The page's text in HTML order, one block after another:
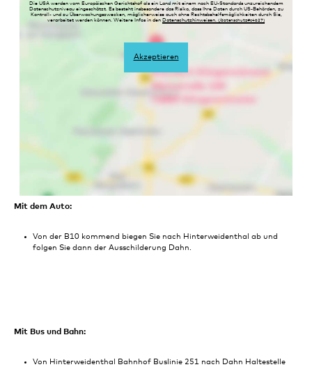
Die USA werden vom Europäischen Gerichtshof als ein Land mit einem nach EU-Standards unzureichendem
Datenschutzniveau eingeschätzt. Es besteht insbesondere das Risiko, dass Ihre Daten durch US-Behörden, zu
Kontroll- und zu Überwachungszwecken, möglicherweise auch ohne Rechtsbehelfsmöglichkeiten durch Sie,
verarbeitet werden können. Weitere Infos in den Datenschutzhinweisen.
Akzeptieren
Mit dem Auto:
Von der B10 kommend biegen Sie nach Hinterweidenthal ab und
folgen Sie dann der Ausschilderung Dahn.
Mit Bus und Bahn:
Von Hinterweidenthal Bahnhof Buslinie 251 nach Dahn Haltestelle